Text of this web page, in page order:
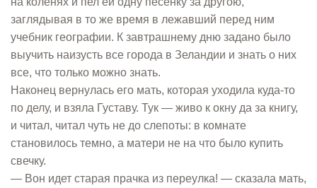
заглядывая в то же время в лежавший перед ним
учебник географии. К завтрашнему дню задано было
выучить наизусть все города в Зеландии и знать о них
все, что только можно знать.
Наконец вернулась его мать, которая уходила куда-то
по делу, и взяла Густаву. Тук — живо к окну да за книгу,
и читал, читал чуть не до слепоты: в комнате
становилось темно, а матери не на что было купить
свечку.
— Вон идет старая прачка из переулка! — сказала мать,